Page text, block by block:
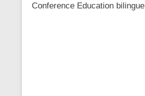
Conference Education bilingue